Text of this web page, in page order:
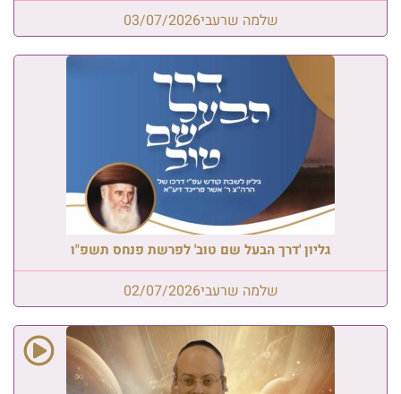
שלמה שרעבי03/07/2026
גליון 'דרך הבעל שם טוב' לפרשת פנחס תשפ"ו
שלמה שרעבי02/07/2026